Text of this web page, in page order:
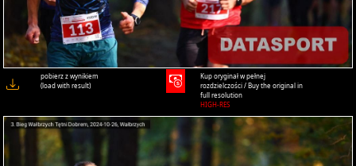
pobierz z wynikiem
(load with result)
Kup oryginał w pełnej
rozdzielczości / Buy the original in
full resolution
HIGH-RES